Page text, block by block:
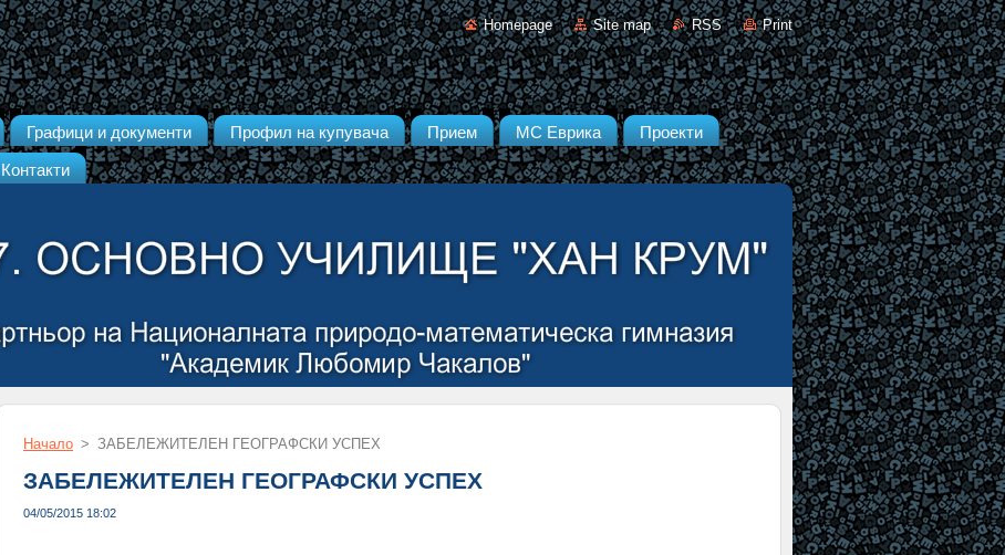
Homepage Site map RSS Print
Графици и документи Профил на купувача Прием МС Еврика Проекти
Контакти
Начало > ЗАБЕЛЕЖИТЕЛЕН ГЕОГРАФСКИ УСПЕХ
ЗАБЕЛЕЖИТЕЛЕН ГЕОГРАФСКИ УСПЕХ
04/05/2015 18:02